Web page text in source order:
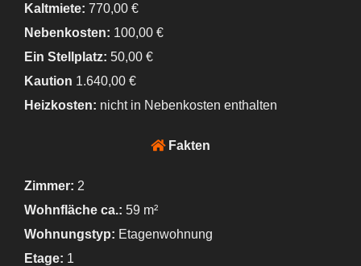
Kaltmiete: 770,00 €
Nebenkosten: 100,00 €
Ein Stellplatz: 50,00 €
Kaution 1.640,00 €
Heizkosten: nicht in Nebenkosten enthalten
Fakten
Zimmer: 2
Wohnfläche ca.: 59 m²
Wohnungstyp: Etagenwohnung
Etage: 1